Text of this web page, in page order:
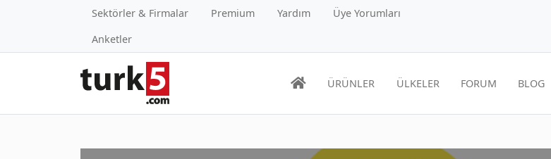
Sektörler & Firmalar Premium Yardım
Üye Yorumları
Anketler
ÜRÜNLER ÜLKELER FORUM BLOG